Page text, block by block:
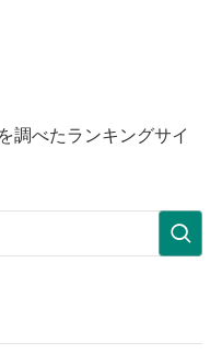
調べたランキングサイ